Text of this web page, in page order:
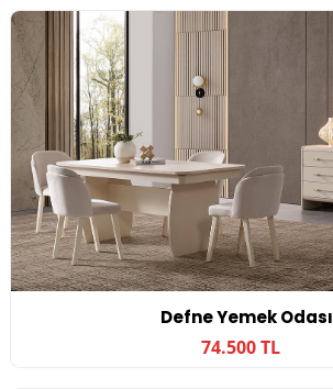
Defne Yemek Odası
74.500 TL